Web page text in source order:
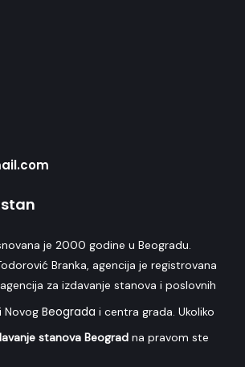
je 2000 godine u Beogradu.
Branka, agencija je registrovana
za izdavanje stanova i poslovnih
Novog Beograda i centra grada. Ukoliko
stanova Beograd na pravom ste